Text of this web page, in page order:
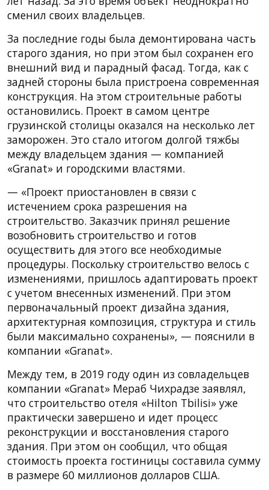
сменил своих владельцев.
За последние годы была демонтирована часть
старого здания, но при этом был сохранен его
внешний вид и парадный фасад. Тогда, как с
задней стороны была пристроена современная
конструкция. На этом строительные работы
остановились. Проект в самом центре
грузинской столицы оказался на несколько лет
заморожен. Это стало итогом долгой тяжбы
между владельцем здания — компанией
«Granat» и городскими властями.
— «Проект приостановлен в связи с
истечением срока разрешения на
строительство. Заказчик принял решение
возобновить строительство и готов
осуществить для этого все необходимые
процедуры. Поскольку строительство велось с
изменениями, пришлось адаптировать проект
с учетом внесенных изменений. При этом
первоначальный проект дизайна здания,
архитектурная композиция, структура и стиль
были максимально сохранены», — пояснили в
компании «Granat».
Между тем, в 2019 году один из совладельцев
компании «Granat» Мераб Чихрадзе заявлял,
что строительство отеля «Hilton Tbilisi» уже
практически завершено и идет процесс
реконструкции и восстановления старого
здания. При этом он сообщил, что общая
стоимость проекта гостиницы составила сумму
в размере 60 миллионов долларов США.